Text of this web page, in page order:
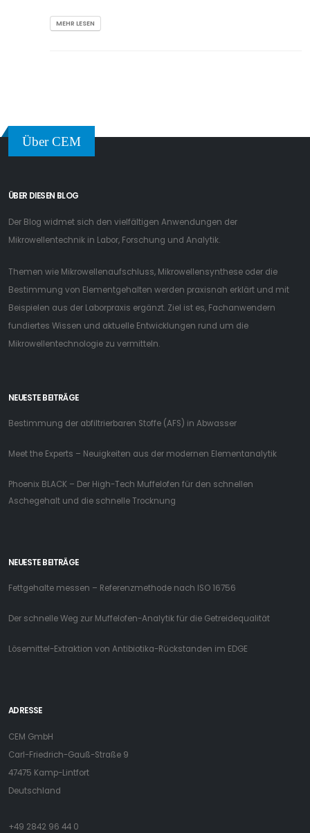
MEHR LESEN
Über CEM
ÜBER DIESEN BLOG
Der Blog widmet sich den vielfältigen Anwendungen der
Mikrowellentechnik in Labor, Forschung und Analytik.
Themen wie Mikrowellenaufschluss, Mikrowellensynthese oder die
Bestimmung von Elementgehalten werden praxisnah erklärt und mit
Beispielen aus der Laborpraxis ergänzt. Ziel ist es, Fachanwendern
fundiertes Wissen und aktuelle Entwicklungen rund um die
Mikrowellentechnologie zu vermitteln.
NEUESTE BEITRÄGE
Bestimmung der abfiltrierbaren Stoffe (AFS) in Abwasser
Meet the Experts – Neuigkeiten aus der modernen Elementanalytik
Phoenix BLACK – Der High-Tech Muffelofen für den schnellen
Aschegehalt und die schnelle Trocknung
NEUESTE BEITRÄGE
Fettgehalte messen – Referenzmethode nach ISO 16756
Der schnelle Weg zur Muffelofen-Analytik für die Getreidequalität
Lösemittel-Extraktion von Antibiotika-Rückstanden im EDGE
ADRESSE
CEM GmbH
Carl-Friedrich-Gauß-Straße 9
47475 Kamp-Lintfort
Deutschland
+49 2842 96 44 0